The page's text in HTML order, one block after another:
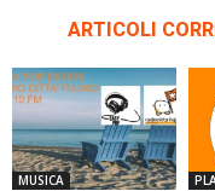
ARTICOLI
MUSICA